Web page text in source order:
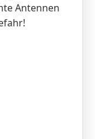
Antennen